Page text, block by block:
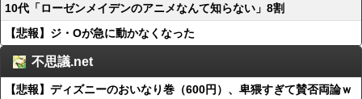
10代「ローゼンメイデンのアニメなんて知らない」8割
【悲報】ジ・Oが急に動かなくなった
不思議.net
【悲報】ディズニーのおいなり巻（600円）、卑猥すぎて賛否両論ｗ